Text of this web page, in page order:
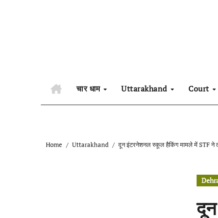
चार धाम Uttarakhand Court
Home Uttarakhand दून इंटरनेशनल स्कूल हैकिंग मामले में STF ने